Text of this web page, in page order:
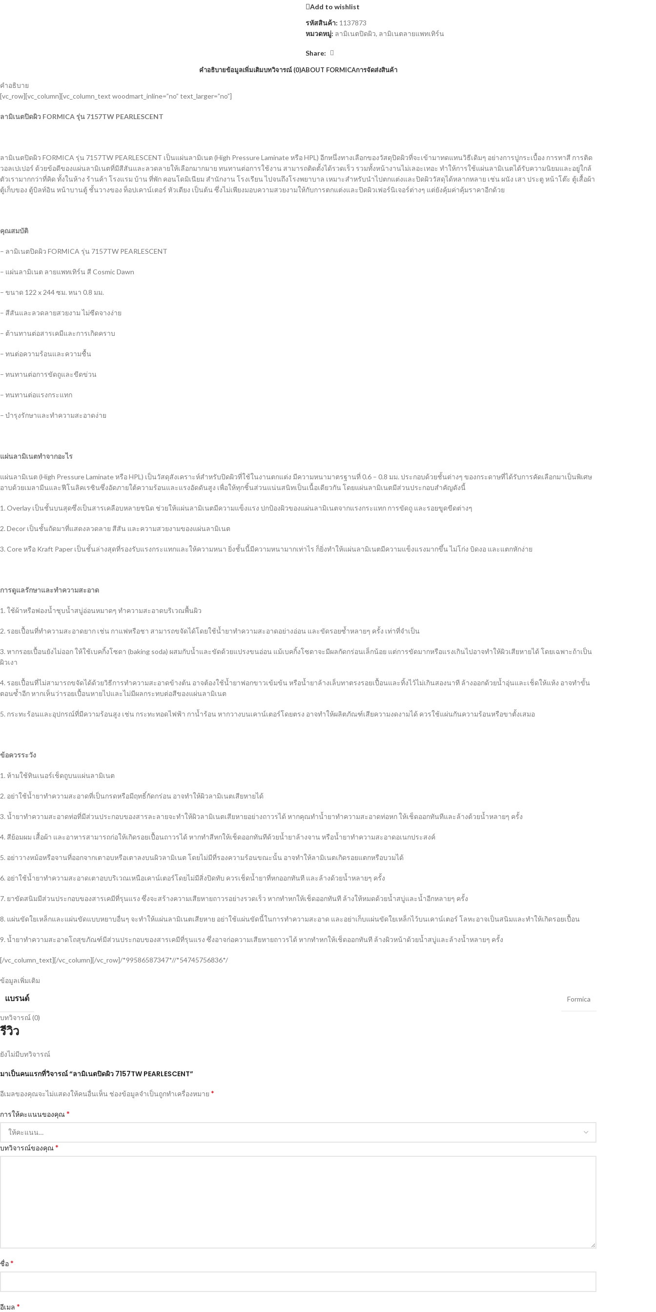
Add to wishlist
รหัสสินค้า: 1137873
หมวดหมู่: ลามิเนตปิดผิว, ลามิเนตลายแพทเทิร์น
Share:
คำอธิบายข้อมูลเพิ่มเติมบทวิจารณ์ (0)ABOUT FORMICAการจัดส่งสินค้า
คำอธิบาย
[vc_row][vc_column][vc_column_text woodmart_inline=”no” text_larger=”no”]
ลามิเนตปิดผิว FORMICA รุ่น 7157TW PEARLESCENT
ลามิเนตปิดผิว FORMICA รุ่น 7157TW PEARLESCENT เป็นแผ่นลามิเนต (High Pressure Laminate หรือ HPL) อีกหนึ่งทางเลือกของวัสดุปิดผิวที่จะเข้ามาทดแทนวิธีเดิมๆ อย่างการปูกระเบื้อง การทาสี การติด
วอลเปเปอร์ ด้วยข้อดีของแผ่นลามิเนตที่มีสีสันและลวดลายให้เลือกมากมาย ทนทานต่อการใช้งาน สามารถติดตั้งได้รวดเร็ว รวมทั้งหน้างานไม่เลอะเทอะ ทำให้การใช้แผ่นลามิเนตได้รับความนิยมและอยู่ใกล้
ตัวเรามากกว่าที่คิด ทั้งในห้าง ร้านค้า โรงแรม บ้าน ที่พัก คอนโดมิเนียม สำนักงาน โรงเรียน ไปจนถึงโรงพยาบาล เหมาะสำหรับนำไปตกแต่งและปิดผิววัสดุได้หลากหลาย เช่น ผนัง เสา ประตู หน้าโต๊ะ ตู้เสื้อผ้า
ตู้เก็บของ ตู้บิลท์อิน หน้าบานตู้ ชั้นวางของ ท็อปเคาน์เตอร์ หัวเตียง เป็นต้น ซึ่งไม่เพียงมอบความสวยงามให้กับการตกแต่งและปิดผิวเฟอร์นิเจอร์ต่างๆ แต่ยังคุ้มค่าคุ้มราคาอีกด้วย
คุณสมบัติ
– ลามิเนตปิดผิว FORMICA รุ่น 7157TW PEARLESCENT
– แผ่นลามิเนต ลายแพทเทิร์น สี Cosmic Dawn
– ขนาด 122 x 244 ซม. หนา 0.8 มม.
– สีสันและลวดลายสวยงาม ไม่ซีดจางง่าย
– ต้านทานต่อสารเคมีและการเกิดคราบ
– ทนต่อความร้อนและความชื้น
– ทนทานต่อการขัดถูและขีดข่วน
– ทนทานต่อแรงกระแทก
– บำรุงรักษาและทำความสะอาดง่าย
แผ่นลามิเนตทำจากอะไร
แผ่นลามิเนต (High Pressure Laminate หรือ HPL) เป็นวัสดุสังเคราะห์สำหรับปิดผิวที่ใช้ในงานตกแต่ง มีความหนามาตรฐานที่ 0.6 – 0.8 มม. ประกอบด้วยชั้นต่างๆ ของกระดาษที่ได้รับการคัดเลือกมาเป็นพิเศษ
อาบด้วยเมลามีนและฟีโนลิคเรซินซึ่งอัดภายใต้ความร้อนและแรงอัดดันสูง เพื่อให้ทุกชิ้นส่วนแน่นสนิทเป็นเนื้อเดียวกัน โดยแผ่นลามิเนตมีส่วนประกอบสำคัญดังนี้
1. Overlay เป็นชั้นบนสุดซึ่งเป็นสารเคลือบหลายชนิด ช่วยให้แผ่นลามิเนตมีความแข็งแรง ปกป้องผิวของแผ่นลามิเนตจากแรงกระแทก การขัดถู และรอยขูดขีดต่างๆ
2. Decor เป็นชั้นถัดมาที่แสดงลวดลาย สีสัน และความสวยงามของแผ่นลามิเนต
3. Core หรือ Kraft Paper เป็นชั้นล่างสุดที่รองรับแรงกระแทกและให้ความหนา ยิ่งชั้นนี้มีความหนามากเท่าไร ก็ยิ่งทำให้แผ่นลามิเนตมีความแข็งแรงมากขึ้น ไม่โก่ง บิดงอ และแตกหักง่าย
การดูแลรักษาและทำความสะอาด
1. ใช้ผ้าหรือฟองน้ำชุบน้ำสบู่อ่อนหมาดๆ ทำความสะอาดบริเวณพื้นผิว
2. รอยเปื้อนที่ทำความสะอาดยาก เช่น กาแฟหรือชา สามารถขจัดได้โดยใช้น้ำยาทำความสะอาดอย่างอ่อน และขัดรอยซ้ำหลายๆ ครั้ง เท่าที่จำเป็น
3. หากรอยเปื้อนยังไม่ออก ให้ใช้เบคกิ้งโซดา (baking soda) ผสมกับน้ำและขัดด้วยแปรงขนอ่อน แม้เบคกิ้งโซดาจะมีผลกัดกร่อนเล็กน้อย แต่การขัดมากหรือแรงเกินไปอาจทำให้ผิวเสียหายได้ โดยเฉพาะถ้าเป็น
ผิวเงา
4. รอยเปื้อนที่ไม่สามารถขจัดได้ด้วยวิธีการทำความสะอาดข้างต้น อาจต้องใช้น้ำยาฟอกขาวเข้มข้น หรือน้ำยาล้างเล็บทาตรงรอยเปื้อนและทิ้งไว้ไม่เกินสองนาที ล้างออกด้วยน้ำอุ่นและเช็ดให้แห้ง อาจทำขั้น
ตอนซ้ำอีก หากเห็นว่ารอยเปื้อนหายไปและไม่มีผลกระทบต่อสีของแผ่นลามิเนต
5. กระทะร้อนและอุปกรณ์ที่มีความร้อนสูง เช่น กระทะทอดไฟฟ้า กาน้ำร้อน หากวางบนเคาน์เตอร์โดยตรง อาจทำให้ผลิตภัณฑ์เสียความงดงามได้ ควรใช้แผ่นกันความร้อนหรือขาตั้งเสมอ
ข้อควรระวัง
1. ห้ามใช้ทินเนอร์เช็ดถูบนแผ่นลามิเนต
2. อย่าใช้น้ำยาทำความสะอาดที่เป็นกรดหรือมีฤทธิ์กัดกร่อน อาจทำให้ผิวลามิเนตเสียหายได้
3. น้ำยาทำความสะอาดท่อที่มีส่วนประกอบของสารละลายจะทำให้ผิวลามิเนตเสียหายอย่างถาวรได้ หากคุณทำน้ำยาทำความสะอาดท่อหก ให้เช็ดออกทันทีและล้างด้วยน้ำหลายๆ ครั้ง
4. สีย้อมผม เสื้อผ้า และอาหารสามารถก่อให้เกิดรอยเปื้อนถาวรได้ หากทำสีหกให้เช็ดออกทันทีด้วยน้ำยาล้างจาน หรือน้ำยาทำความสะอาดอเนกประสงค์
5. อย่าวางหม้อหรือจานที่ออกจากเตาอบหรือเตาลงบนผิวลามิเนต โดยไม่มีที่รองความร้อนขณะนั้น อาจทำให้ลามิเนตเกิดรอยแตกหรือบวมได้
6. อย่าใช้น้ำยาทำความสะอาดเตาอบบริเวณเหนือเคาน์เตอร์โดยไม่มีสิ่งปิดทับ ควรเช็ดน้ำยาที่หกออกทันที และล้างด้วยน้ำหลายๆ ครั้ง
7. ยาขัดสนิมมีส่วนประกอบของสารเคมีที่รุนแรง ซึ่งจะสร้างความเสียหายถาวรอย่างรวดเร็ว หากทำหกให้เช็ดออกทันที ล้างให้หมดด้วยน้ำสบู่และน้ำอีกหลายๆ ครั้ง
8. แผ่นขัดใยเหล็กและแผ่นขัดแบบหยาบอื่นๆ จะทำให้แผ่นลามิเนตเสียหาย อย่าใช้แผ่นขัดนี้ในการทำความสะอาด และอย่าเก็บแผ่นขัดใยเหล็กไว้บนเคาน์เตอร์ โลหะอาจเป็นสนิมและทำให้เกิดรอยเปื้อน
9. น้ำยาทำความสะอาดโถสุขภัณฑ์มีส่วนประกอบของสารเคมีที่รุนแรง ซึ่งอาจก่อความเสียหายถาวรได้ หากทำหกให้เช็ดออกทันที ล้างผิวหน้าด้วยน้ำสบู่และล้างน้ำหลายๆ ครั้ง
[/vc_column_text][/vc_column][/vc_row]/*99586587347*//*54745756836*/
ข้อมูลเพิ่มเติม
แบรนด์ Formica
บทวิจารณ์ (0)
รีวิว
ยังไม่มีบทวิจารณ์
มาเป็นคนแรกที่วิจารณ์ “ลามิเนตปิดผิว 7157TW PEARLESCENT”
อีเมลของคุณจะไม่แสดงให้คนอื่นเห็น ช่องข้อมูลจำเป็นถูกทำเครื่องหมาย *
การให้คะแนนของคุณ*
บทวิจารณ์ของคุณ*
ชื่อ*
อีเมล *